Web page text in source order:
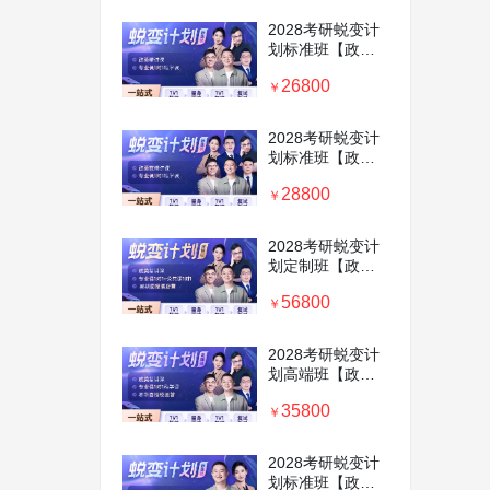
2028考研蜕变计
划标准班【政英
￥ 26800
2028考研蜕变计
划标准班【政英
￥ 28800
2028考研蜕变计
划定制班【政英
1对1+特级暑期集
￥ 56800
2028考研蜕变计
划高端班【政英
期集训营】
￥ 35800
2028考研蜕变计
划标准班【政治